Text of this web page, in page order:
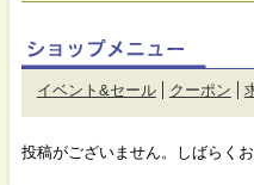
イベント&セール クーポン
投稿がございません。しばらく